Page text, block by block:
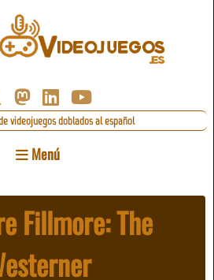
videojuegos doblados al español
Menú
Fillmore: The